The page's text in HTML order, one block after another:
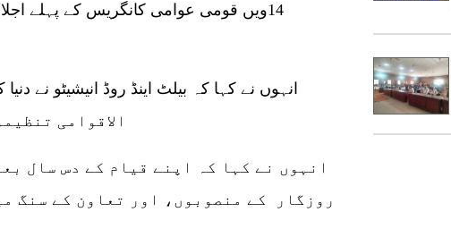
14ویں قومی عوامی کانگریس کے پہلے
الاقوامی
انہوں نے کہا کہ اپنے قیام کے دس سال
روزگار کے منصوبوں، اور تعاون کے سنگ